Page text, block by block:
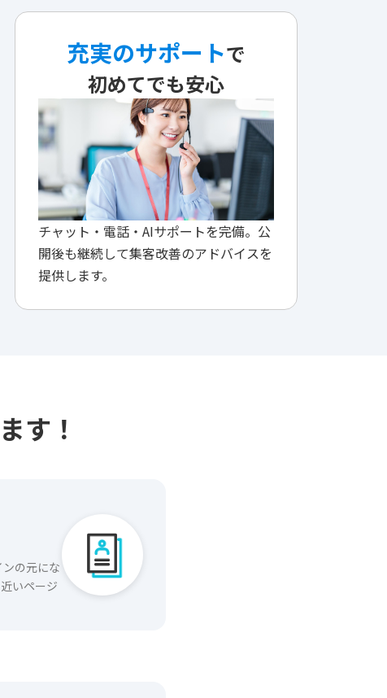
充実のサポートで
初めてでも安心
チャット・電話・AIサポートを完備。公
開後も継続して集客改善のアドバイスを
提供します。
す！
の元にな
いページ